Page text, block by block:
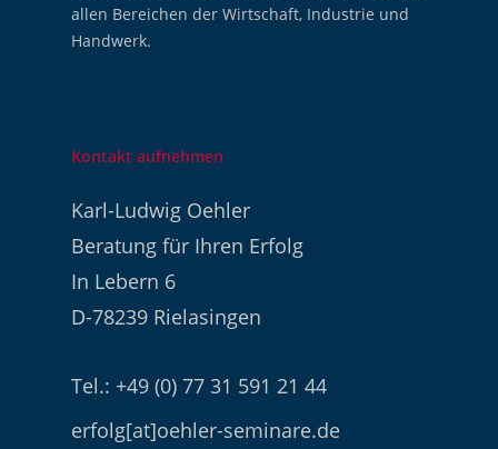
allen Bereichen der Wirtschaft, Industrie und
Handwerk.
Kontakt aufnehmen
Karl-Ludwig Oehler
Beratung für Ihren Erfolg
In Lebern 6
D-78239 Rielasingen
Tel.: +49 (0) 77 31 591 21 44
erfolg[at]oehler-seminare.de